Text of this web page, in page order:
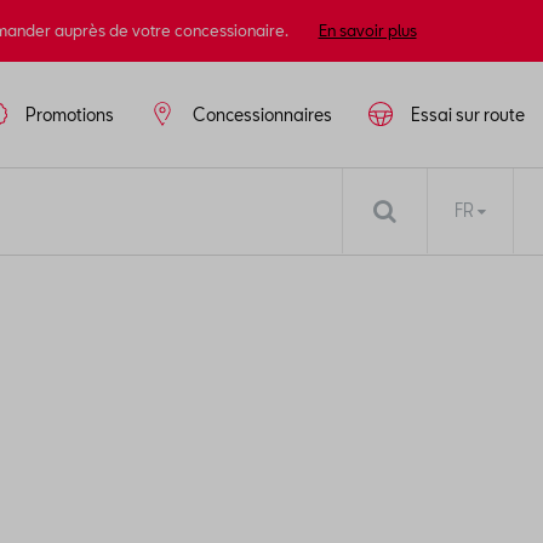
auprès de votre concessionaire. En savoir plus
Essai sur route
Concessionnaires
Promotions
FR